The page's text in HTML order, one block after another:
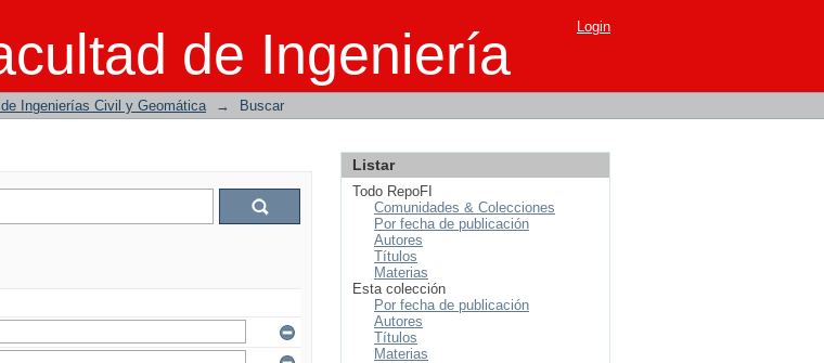
de Ingeniería Login
Ingenierías Civil y Geomática → Buscar
Listar
Todo RepoFI
Comunidades & Colecciones
Por fecha de publicación
Autores
Títulos
Materias
Esta colección
Por fecha de publicación
Autores
Títulos
Materias